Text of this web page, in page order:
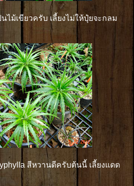
ไม้เขียวครับ เลี้ยงไม่ให้ปุ๋ยจะกลม
สีหวานดีครับต้นนี้ เลี้ยงแดด